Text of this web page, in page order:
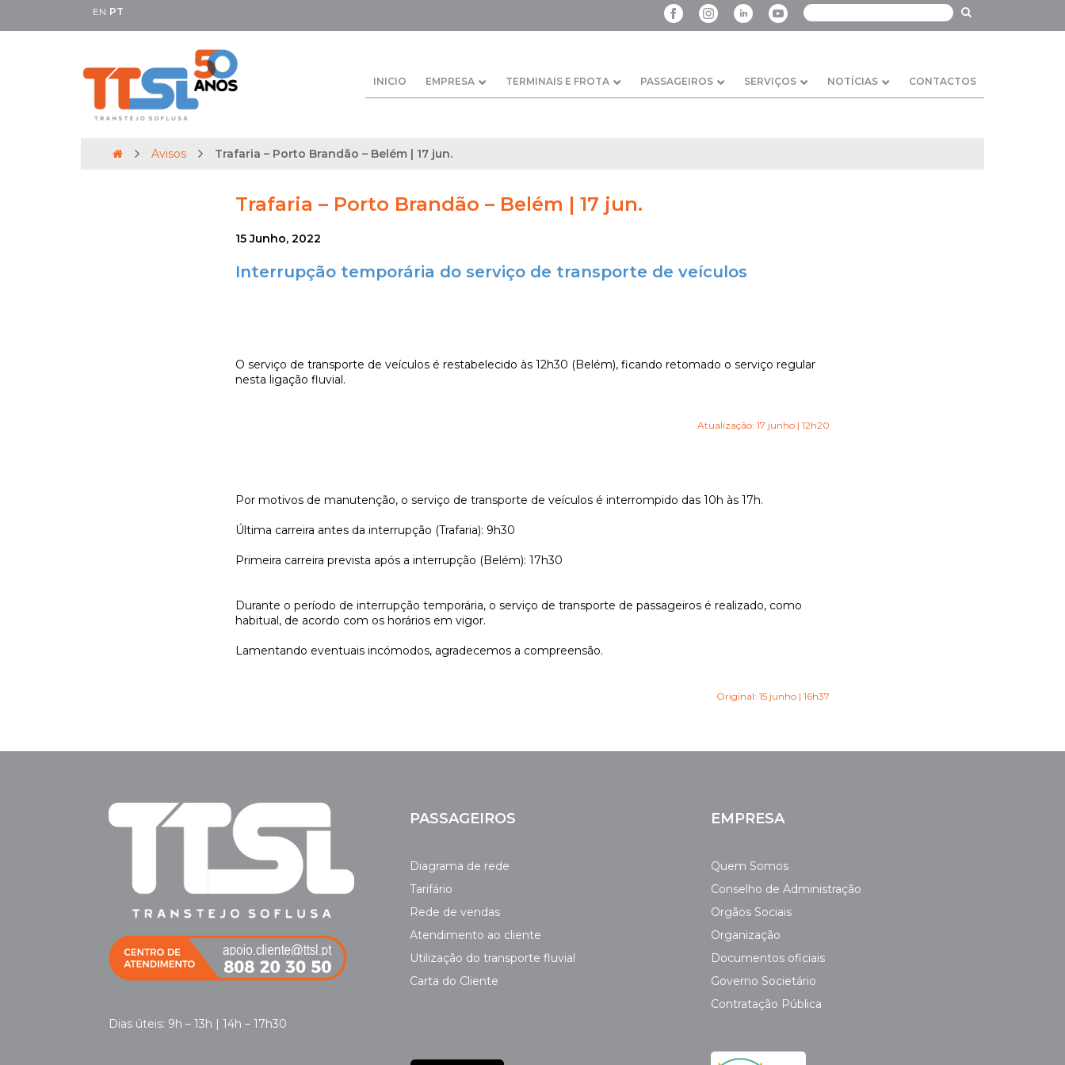
EN PT
INICIO EMPRESA TERMINAIS E FROTA PASSAGEIROS SERVIÇOS NOTÍCIAS CONTACTOS
Avisos Trafaria – Porto Brandão – Belém | 17 jun.
Trafaria – Porto Brandão – Belém | 17 jun.
15 Junho, 2022
Interrupção temporária do serviço de transporte de veículos
O serviço de transporte de veículos é restabelecido às 12h30 (Belém), ficando retomado o serviço regular
nesta ligação fluvial.
Atualização: 17 junho | 12h20
Por motivos de manutenção, o serviço de transporte de veículos é interrompido das 10h às 17h.
Última carreira antes da interrupção (Trafaria): 9h30
Primeira carreira prevista após a interrupção (Belém): 17h30
Durante o período de interrupção temporária, o serviço de transporte de passageiros é realizado, como
habitual, de acordo com os horários em vigor.
Lamentando eventuais incómodos, agradecemos a compreensão.
Original: 15 junho | 16h37
Dias úteis: 9h – 13h | 14h – 17h30
PASSAGEIROS
Diagrama de rede
Tarifário
Rede de vendas
Atendimento ao cliente
Utilização do transporte fluvial
Carta do Cliente
EMPRESA
Quem Somos
Conselho de Administração
Orgãos Sociais
Organização
Documentos oficiais
Governo Societário
Contratação Pública